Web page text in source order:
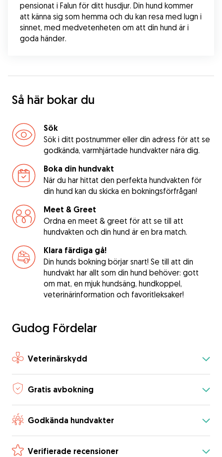
pensionat i Falun för ditt husdjur. Din hund kommer
att känna sig som hemma och du kan resa med lugn i
sinnet, med medvetenheten om att din hund är i
goda händer.
Så här bokar du
Sök
Sök i ditt postnummer eller din adress för att se
godkända, varmhjärtade hundvakter nära dig.
Boka din hundvakt
När du har hittat den perfekta hundvakten för
din hund kan du skicka en bokningsförfrågan!
Meet & Greet
Ordna en meet & greet för att se till att
hundvakten och din hund är en bra match.
Klara färdiga gå!
Din hunds bokning börjar snart! Se till att din
hundvakt har allt som din hund behöver: gott
om mat, en mjuk hundsäng, hundkoppel,
veterinärinformation och favoritleksaker!
Gudog Fördelar
Veterinärskydd
Gratis avbokning
Godkända hundvakter
Verifierade recensioner